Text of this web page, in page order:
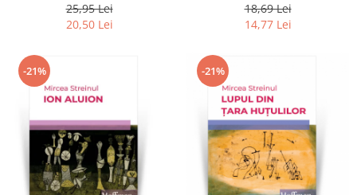
25,95 Lei
20,50 Lei
18,69 Lei
14,77 Lei
-21% -21%